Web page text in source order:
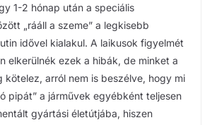
1-2 hónap után a speciális
„rááll a szeme” a legkisebb
idővel kialakul. A laikusok figyelmét
elkerülnék ezek a hibák, de minket a
kötelez, arról nem is beszélve, hogy mi
pipát” a járművek egyébként teljesen
gyártási életútjába, hiszen